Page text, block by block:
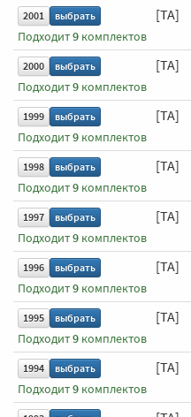
2001 выбрать
Подходит9 комплектов
[TA]
2000 выбрать
Подходит9 комплектов
[TA]
1999 выбрать
Подходит9 комплектов
[TA]
1998 выбрать
Подходит9 комплектов
[TA]
1997 выбрать
Подходит9 комплектов
[TA]
1996 выбрать
Подходит9 комплектов
[TA]
1995 выбрать
Подходит9 комплектов
[TA]
1994 выбрать
Подходит9 комплектов
[TA]